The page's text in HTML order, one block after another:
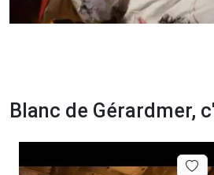
Blanc de Gérardmer,